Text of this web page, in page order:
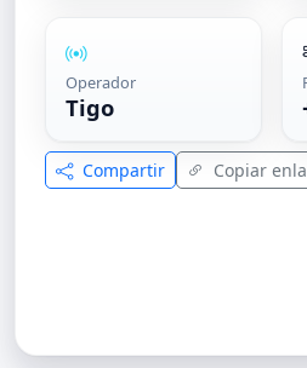
Operador
Tigo
Compartir
Copiar